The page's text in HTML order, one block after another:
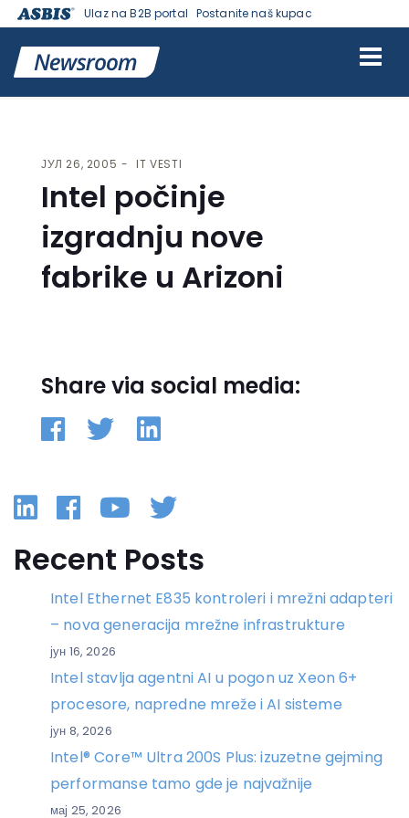
Ulaz na B2B portal Postanite naš kupac
FABRIKE U ARIZONI
ЈУЛ 26, 2005 IT VESTI
Intel počinje
izgradnju nove
fabrike u Arizoni
Share via social media:
Linkedin
Facebook
YouTube
Twitter
Recent Posts
Intel Ethernet E835 kontroleri i mrežni adapteri
– nova generacija mrežne infrastrukture
јун 16, 2026
Intel stavlja agentni AI u pogon uz Xeon 6+
procesore, napredne mreže i AI sisteme
јун 8, 2026
Intel® Core™ Ultra 200S Plus: izuzetne gejming
performanse tamo gde je najvažnije
мај 25, 2026